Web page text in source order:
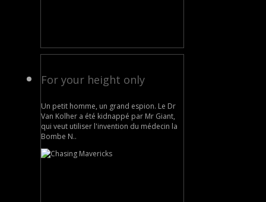
For your height only
Un petit homme, un grand espion. Le Dr
Van Kolher a été kidnappé par Mr Giant,
qui veut utiliser l'invention du médecin la
Bombe N..